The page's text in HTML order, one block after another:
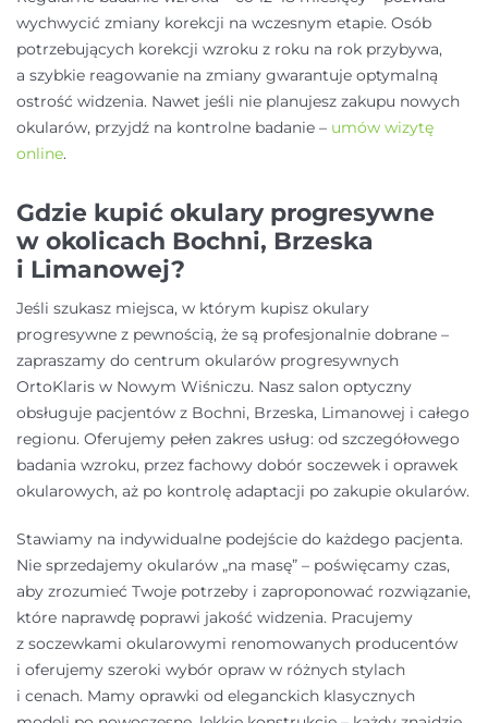
wychwycić zmiany korekcji na wczesnym etapie. Osób
potrzebujących korekcji wzroku z roku na rok przybywa,
a szybkie reagowanie na zmiany gwarantuje optymalną
ostrość widzenia. Nawet jeśli nie planujesz zakupu nowych
okularów, przyjdź na kontrolne badanie – umów wizytę
online.
Gdzie kupić okulary progresywne
w okolicach Bochni, Brzeska
i Limanowej?
Jeśli szukasz miejsca, w którym kupisz okulary
progresywne z pewnością, że są profesjonalnie dobrane –
zapraszamy do centrum okularów progresywnych
OrtoKlaris w Nowym Wiśniczu. Nasz salon optyczny
obsługuje pacjentów z Bochni, Brzeska, Limanowej i całego
regionu. Oferujemy pełen zakres usług: od szczegółowego
badania wzroku, przez fachowy dobór soczewek i oprawek
okularowych, aż po kontrolę adaptacji po zakupie okularów.
Stawiamy na indywidualne podejście do każdego pacjenta.
Nie sprzedajemy okularów „na masę” – poświęcamy czas,
aby zrozumieć Twoje potrzeby i zaproponować rozwiązanie,
które naprawdę poprawi jakość widzenia. Pracujemy
z soczewkami okularowymi renomowanych producentów
i oferujemy szeroki wybór opraw w różnych stylach
i cenach. Mamy oprawki od eleganckich klasycznych